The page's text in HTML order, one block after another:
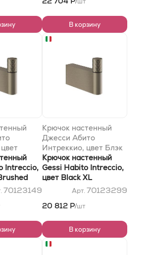
В корзину
Никел
Intreccio,
70123149
Крючок настенный
Джесси Абито
Интреккио, цвет Блэк
XL
Крючок настенный
Gessi Habito Intreccio,
цвет Black XL
Арт. 70123299
20 812 Р/шт
В корзину